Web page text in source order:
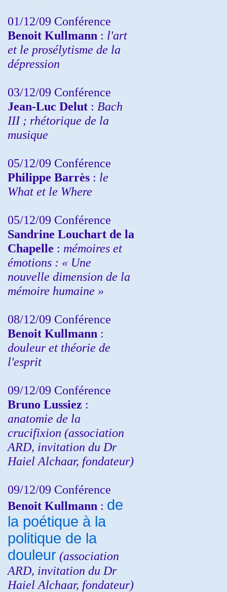
01/12/09 Conférence
Benoit Kullmann : l'art
et le prosélytisme de la
dépression
03/12/09 Conférence
Jean-Luc Delut : Bach
III ; rhétorique de la
musique
05/12/09 Conférence
Philippe Barrès : le
What et le Where
05/12/09 Conférence
Sandrine Louchart de la
Chapelle : mémoires et
émotions : « Une
nouvelle dimension de la
mémoire humaine »
08/12/09 Conférence
Benoit Kullmann :
douleur et théorie de
l'esprit
09/12/09 Conférence
Bruno Lussiez :
anatomie de la
crucifixion (association
ARD, invitation du Dr
Haiel Alchaar, fondateur)
09/12/09 Conférence
Benoit Kullmann : de
la poétique à la
politique de la
douleur (association
ARD, invitation du Dr
Haiel Alchaar, fondateur)